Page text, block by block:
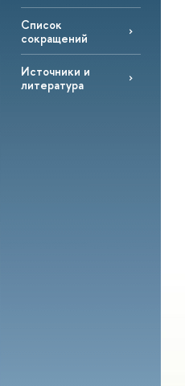
Список
сокращений
Источники и
литература